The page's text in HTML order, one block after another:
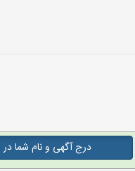
درج آگهی و نام شما